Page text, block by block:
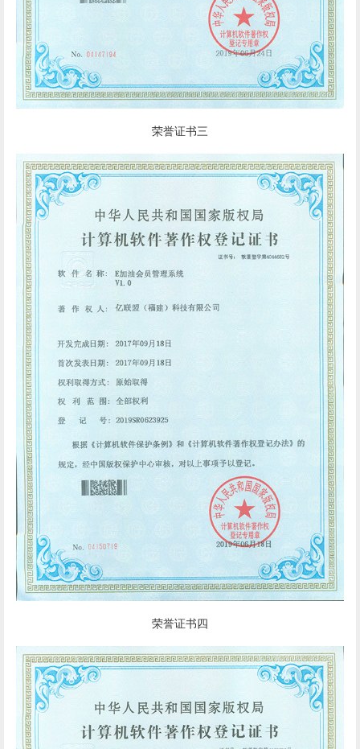
荣誉证书三
荣誉证书四